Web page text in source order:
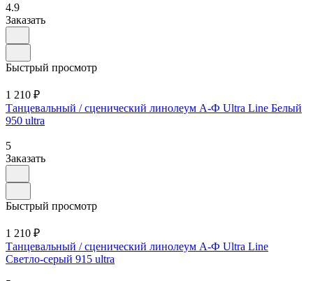
4.9
Заказать
Быстрый просмотр
1 210 ₽
Танцевальный / сценический линолеум А-Ф Ultra Line Белый
950 ultra
5
Заказать
Быстрый просмотр
1 210 ₽
Танцевальный / сценический линолеум А-Ф Ultra Line
Светло-серый 915 ultra